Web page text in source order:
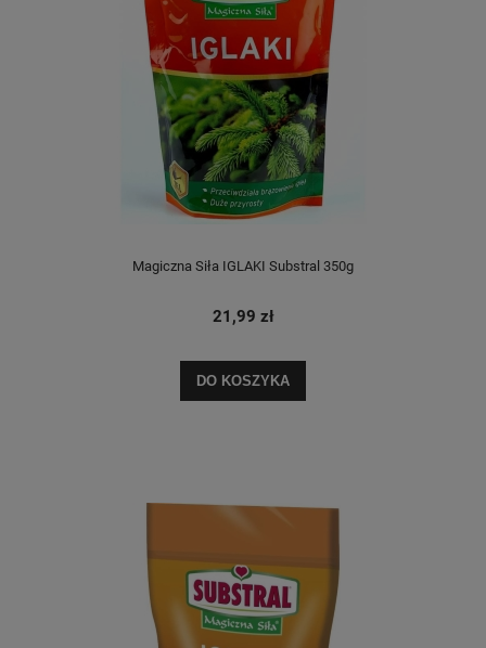
Magiczna Siła IGLAKI Substral 350g
21,99 zł
DO KOSZYKA